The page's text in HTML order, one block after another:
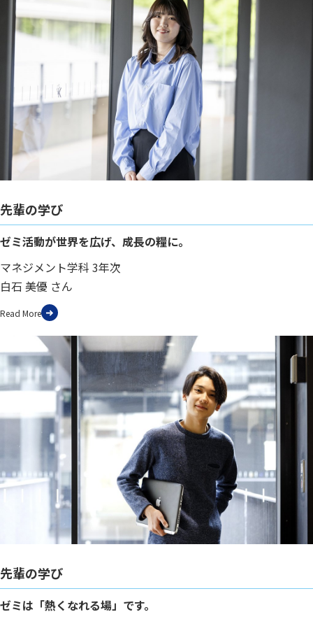
先輩の学び
ゼミ活動が世界を広げ、成長の糧に。
マネジメント学科 3年次
白石 美優 さん
Read More
先輩の学び
ゼミは「熱くなれる場」です。